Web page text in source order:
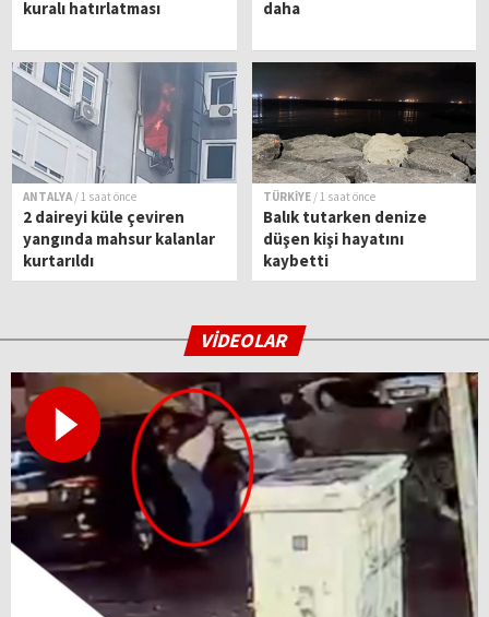
kuralı hatırlatması daha
ANTALYA / 1 saat önce
2 daireyi küle çeviren
yangında mahsur kalanlar
kurtarıldı
TÜRKİYE / 1 saat önce
Balık tutarken denize
düşen kişi hayatını
kaybetti
VİDEOLAR